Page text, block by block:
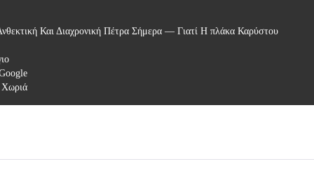
Και Διαχρονική Πέτρα Σήμερα — Γιατί Η πλάκα Καρύστου